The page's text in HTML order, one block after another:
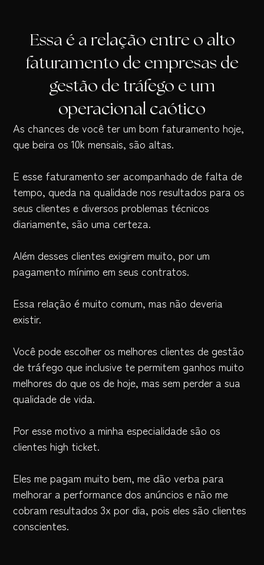
Essa é a relação entre o alto
faturamento de empresas de
gestão de tráfego e um
operacional caótico
As chances de você ter um bom faturamento hoje,
que beira os 10k mensais, são altas.
E esse faturamento ser acompanhado de falta de
tempo, queda na qualidade nos resultados para os
seus clientes e diversos problemas técnicos
diariamente, são uma certeza.
Além desses clientes exigirem muito, por um
pagamento mínimo em seus contratos.
Essa relação é muito comum, mas não deveria
existir.
Você pode escolher os melhores clientes de gestão
de tráfego que inclusive te permitem ganhos muito
melhores do que os de hoje, mas sem perder a sua
qualidade de vida.
Por esse motivo a minha especialidade são os
clientes high ticket.
Eles me pagam muito bem, me dão verba para
melhorar a performance dos anúncios e não me
cobram resultados 3x por dia, pois eles são clientes
conscientes.